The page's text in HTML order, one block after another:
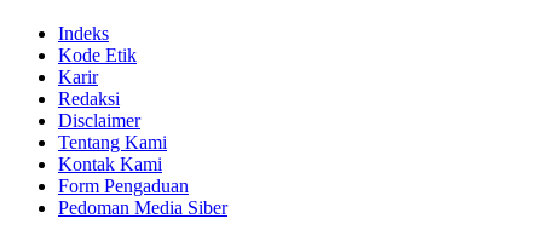
Indeks
Kode Etik
Karir
Redaksi
Disclaimer
Tentang Kami
Kontak Kami
Form Pengaduan
Pedoman Media Siber